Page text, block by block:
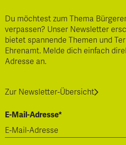
Du möchtest zum Thema
verpassen? Unser Newsletter
bietet spannende Themen und
Ehrenamt. Melde dich einfach
Adresse an.
Zur Newsletter-Übersicht
E-Mail-Adresse*